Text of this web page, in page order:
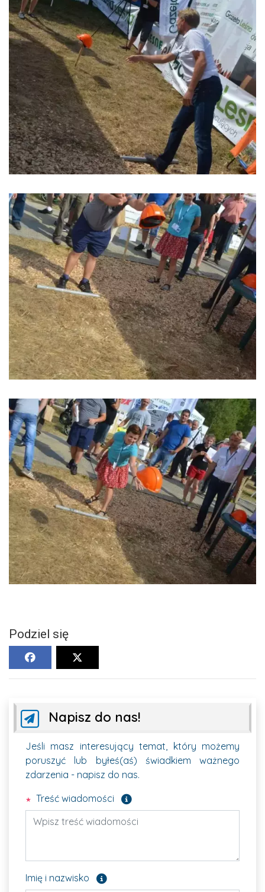
Podziel się
Napisz do nas!
Jeśli masz interesujący temat, który możemy
poruszyć lub byłeś(aś) świadkiem ważnego
zdarzenia - napisz do nas.
Treść wiadomości
Pole wymagane
Imię i nazwisko Pole opcjonalne